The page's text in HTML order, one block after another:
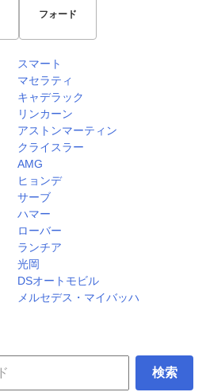
フォード
スマート
マセラティ
キャデラック
リンカーン
アストンマーティン
クライスラー
AMG
ヒョンデ
サーブ
ハマー
ローバー
ランチア
光岡
DSオートモビル
メルセデス・マイバッハ
検索